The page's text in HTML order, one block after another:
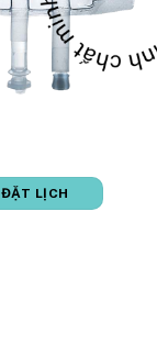
ĐẶT LỊCH